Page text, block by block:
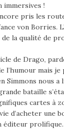
immersives !
pris les
von
la qualité de
de Drago,
l’humour mais
Simmons nous
bataille
cartes à
d’acheter une
prolifique.